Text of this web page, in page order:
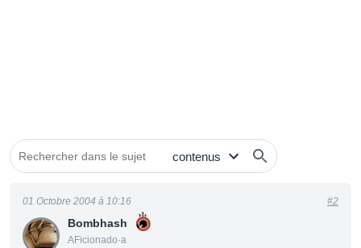
Bombhash
AFicionado·a
01 Octobre 2004 à 10:16 #2